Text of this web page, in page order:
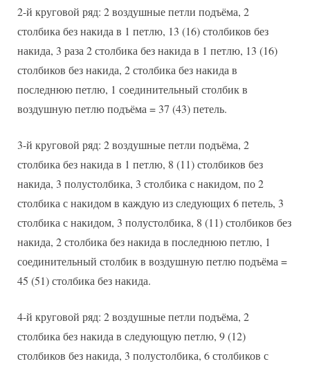
2-й круговой ряд: 2 воздушные петли подъёма, 2
столбика без накида в 1 петлю, 13 (16) столбиков без
накида, 3 раза 2 столбика без накида в 1 петлю, 13 (16)
столбиков без накида, 2 столбика без накида в
последнюю петлю, 1 соединительный столбик в
воздушную петлю подъёма = 37 (43) петель.
3-й круговой ряд: 2 воздушные петли подъёма, 2
столбика без накида в 1 петлю, 8 (11) столбиков без
накида, 3 полустолбика, 3 столбика с накидом, по 2
столбика с накидом в каждую из следующих 6 петель, 3
столбика с накидом, 3 полустолбика, 8 (11) столбиков без
накида, 2 столбика без накида в последнюю петлю, 1
соединительный столбик в воздушную петлю подъёма =
45 (51) столбика без накида.
4-й круговой ряд: 2 воздушные петли подъёма, 2
столбика без накида в следующую петлю, 9 (12)
столбиков без накида, 3 полустолбика, 6 столбиков с